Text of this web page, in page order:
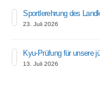
Sportlerehrung des
23. Juli 2026
Kyu-Prüfung für unsere
13. Juli 2026